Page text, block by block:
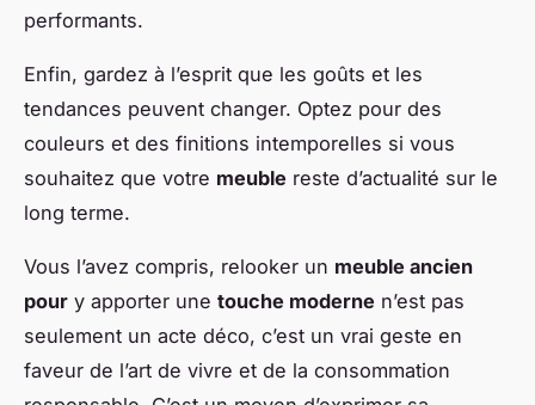
performants.
Enfin, gardez à l’esprit que les goûts et les
tendances peuvent changer. Optez pour des
couleurs et des finitions intemporelles si vous
souhaitez que votre meuble reste d’actualité sur le
long terme.
Vous l’avez compris, relooker un meuble ancien
pour y apporter une touche moderne n’est pas
seulement un acte déco, c’est un vrai geste en
faveur de l’art de vivre et de la consommation